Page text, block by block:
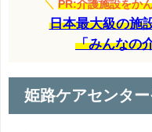
＼ PR:介護施設をか
日本最大級の施
「みんなの
姫路ケアセンタ